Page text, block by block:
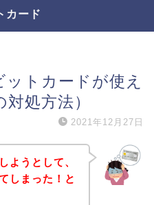
カード
トカードが使え
処方法）
2021年12月27日
ようとして、
しまった！と